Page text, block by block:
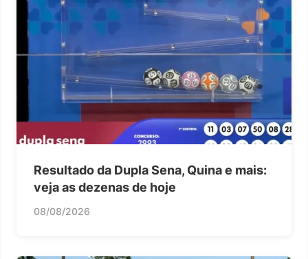
Resultado da Dupla Sena, Quina e mais:
veja as dezenas de hoje
08/08/2026